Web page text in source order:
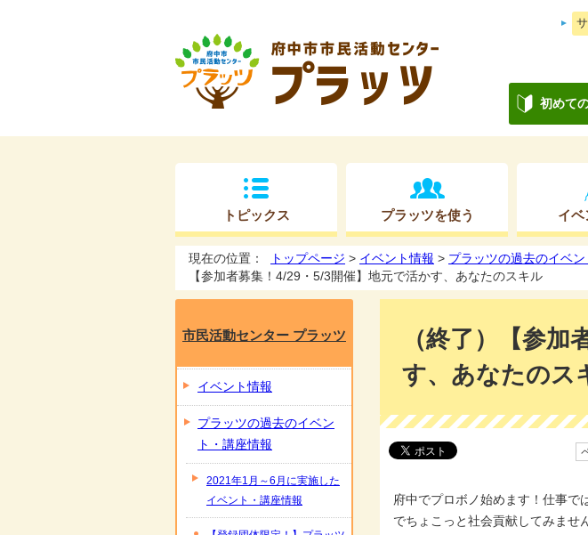
初めて
トピックス プラッツを使う イベ
現在の位置： トップページ > イベント情報 > プラッツの過去のイベ
【参加者募集！4/29・5/3開催】地元で活かす、あなたのスキル
（終了）【参
す、あなたのス
府中でプロボノ始めます！仕事で
でちょこっと社会貢献してみませ
市民活動センター プラッツ
イベント情報
プラッツの過去のイベン
ト・講座情報
2021年1月～6月に実施した
イベント・講座情報